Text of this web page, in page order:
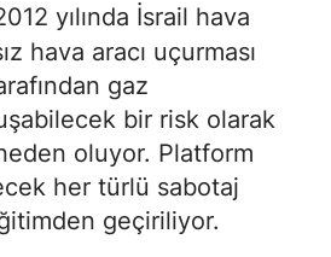
yılında İsrail hava
hava aracı uçurması
gaz
bir risk olarak
oluyor. Platform
her türlü sabotaj
geçiriliyor.